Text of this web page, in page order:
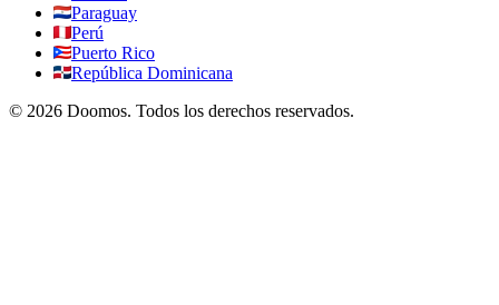
Paraguay
Perú
Puerto Rico
República Dominicana
© 2026 Doomos. Todos los derechos reservados.